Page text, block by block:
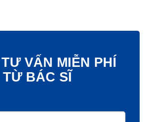
VẤN MIỄN PHÍ
TỪ BÁC SĨ